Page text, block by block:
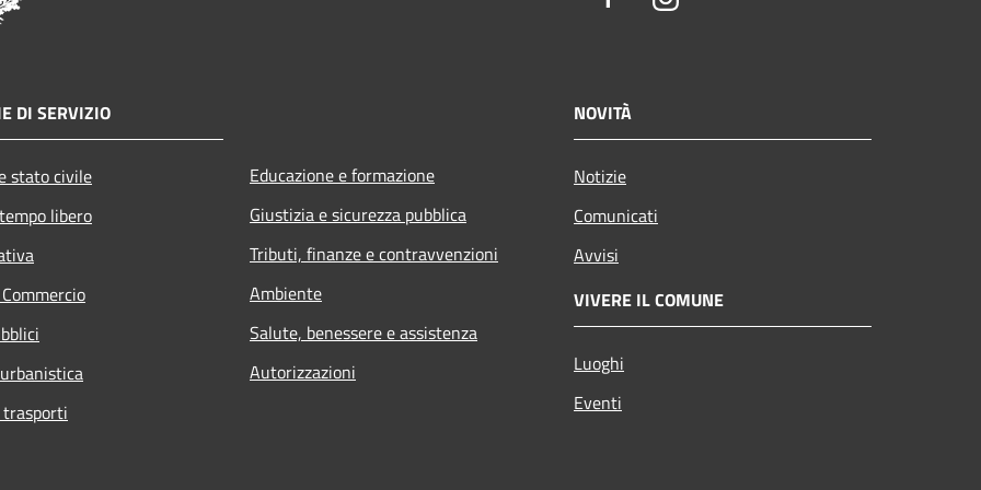
DI SERVIZIO
stato civile
libero
Educazione e formazione
Giustizia e sicurezza pubblica
Tributi, finanze e contravvenzioni
Ambiente
Salute, benessere e assistenza
Autorizzazioni
NOVITÀ
Notizie
Comunicati
Avvisi
VIVERE IL COMUNE
Luoghi
Eventi